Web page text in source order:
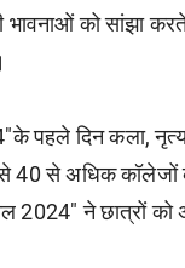
भावनाओं को सांझा
पहले दिन कला, नृत्य
40 से अधिक कॉलेजों
2024" ने